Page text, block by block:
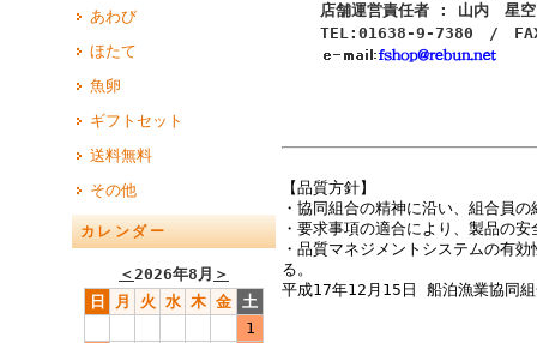
あわび
ほたて
魚卵
ギフトセット
送料無料
その他
カレンダー
＜2026年8月 ＞
日
月 火 水 木 金 土
1
店舗運営責任者 : 山内 星
TEL:01638-9-7380 /
【品質方針】
・協同組合の精神に沿い、組合員
・要求事項の適合により、製品の
・品質マネジメントシステムの有
る。
平成17年12月15日 船泊漁業協同